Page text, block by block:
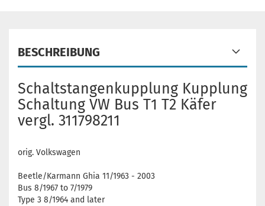
BESCHREIBUNG
Schaltstangenkupplung Kupplung
Schaltung VW Bus T1 T2 Käfer
vergl. 311798211
orig. Volkswagen
Beetle/Karmann Ghia 11/1963 - 2003
Bus 8/1967 to 7/1979
Type 3 8/1964 and later